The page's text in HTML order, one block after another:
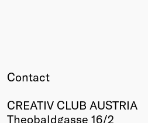
Contact
CREATIV CLUB AUSTRIA
Theobaldgasse 16/2